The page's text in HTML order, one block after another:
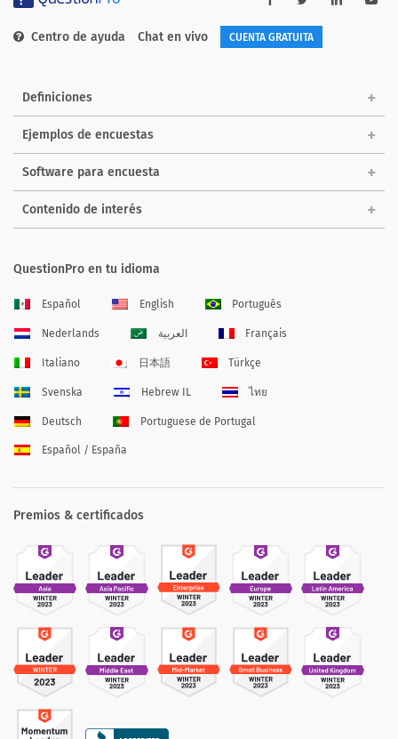
Centro de ayuda Chat en vivo CUENTA GRATUITA
Definiciones
Ejemplos de encuestas
Software para encuesta
Contenido de interés
QuestionPro en tu idioma
Español English Português
Nederlands العربية Français
Italiano 日本語 Türkçe
Svenska Hebrew IL ไทย
Deutsch Portuguese de Portugal
Español / España
Premios & certificados